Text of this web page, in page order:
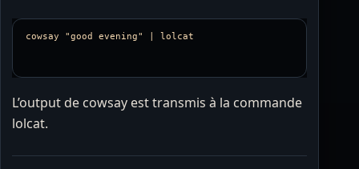
L’output de cowsay est transmis à la commande
lolcat.